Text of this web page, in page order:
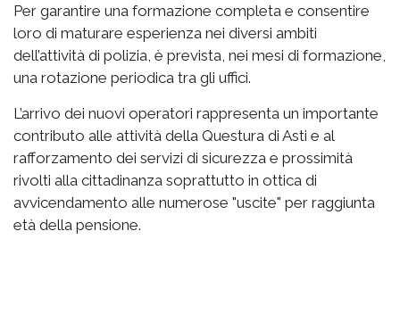
Per garantire una formazione completa e consentire
loro di maturare esperienza nei diversi ambiti
dell’attività di polizia, è prevista, nei mesi di formazione,
una rotazione periodica tra gli uffici.
L’arrivo dei nuovi operatori rappresenta un importante
contributo alle attività della Questura di Asti e al
rafforzamento dei servizi di sicurezza e prossimità
rivolti alla cittadinanza soprattutto in ottica di
avvicendamento alle numerose "uscite" per raggiunta
età della pensione.